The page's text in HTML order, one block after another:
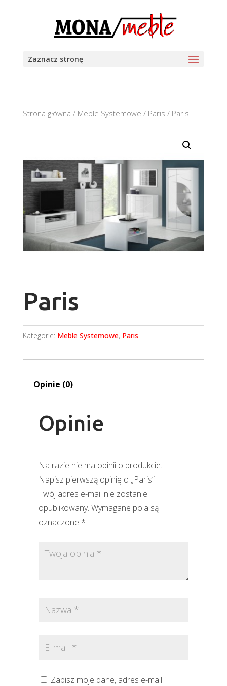
Zaznacz stronę
Strona główna / Meble Systemowe / Paris / Paris
Paris
Kategorie: Meble Systemowe, Paris
Opinie (0)
Opinie
Na razie nie ma opinii o produkcie.
Napisz pierwszą opinię o „Paris”
Twój adres e-mail nie zostanie
opublikowany. Wymagane pola są
oznaczone *
Zapisz moje dane, adres e-mail i